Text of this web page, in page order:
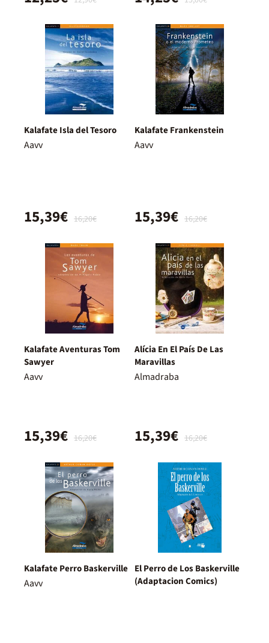
Kalafate Isla del Tesoro
Aavv
16,20€
15,39€
Kalafate Frankenstein
Aavv
16,20€
15,39€
Kalafate Aventuras Tom
Sawyer
Aavv
16,20€
15,39€
Alícia En El País De Las
Maravillas
Almadraba
16,20€
15,39€
Kalafate Perro Baskerville
Aavv
El Perro de Los Baskerville
(Adaptacion Comics)